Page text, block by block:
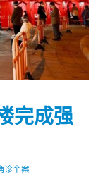
完成强
诊个案